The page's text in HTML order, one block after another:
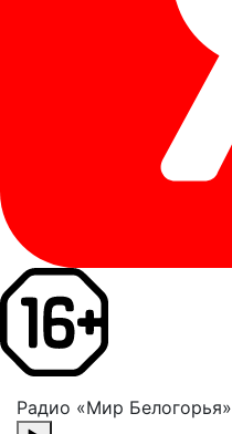
Радио «Мир Белогорья»